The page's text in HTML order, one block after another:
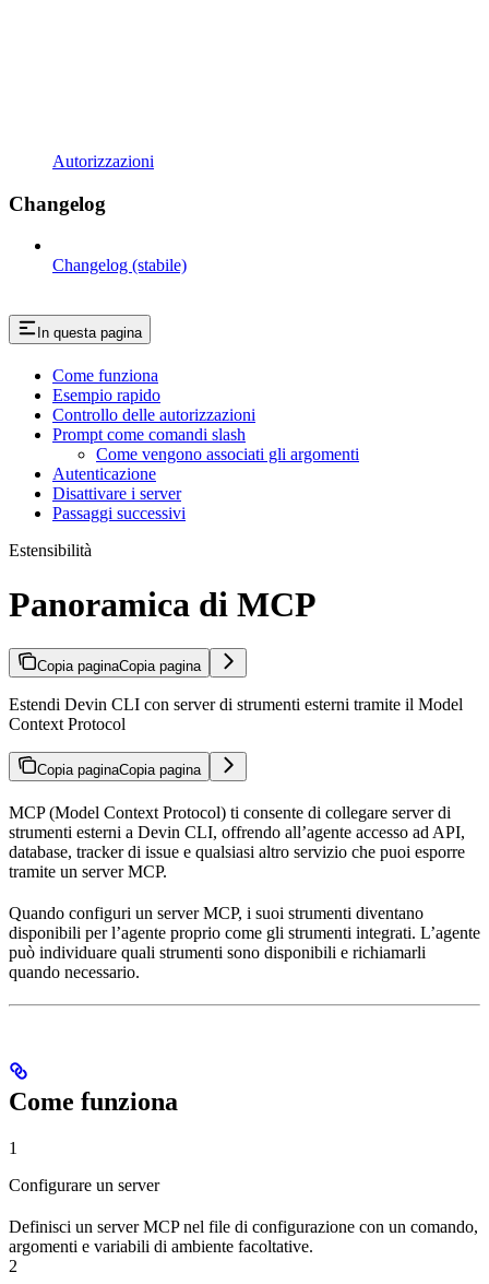
Autorizzazioni
Changelog
Changelog (stabile)
In questa pagina
Come funziona
Esempio rapido
Controllo delle autorizzazioni
Prompt come comandi slash
Come vengono associati gli argomenti
Autenticazione
Disattivare i server
Passaggi successivi
Estensibilità
Panoramica di MCP
Copia paginaCopia pagina
Estendi Devin CLI con server di strumenti esterni tramite il Model
Context Protocol
Copia paginaCopia pagina
MCP (Model Context Protocol) ti consente di collegare server di
strumenti esterni a Devin CLI, offrendo all’agente accesso ad API,
database, tracker di issue e qualsiasi altro servizio che puoi esporre
tramite un server MCP.
Quando configuri un server MCP, i suoi strumenti diventano
disponibili per l’agente proprio come gli strumenti integrati. L’agente
può individuare quali strumenti sono disponibili e richiamarli
quando necessario.
Come funziona
1
Configurare un server
Definisci un server MCP nel file di configurazione con un comando,
argomenti e variabili di ambiente facoltative.
2